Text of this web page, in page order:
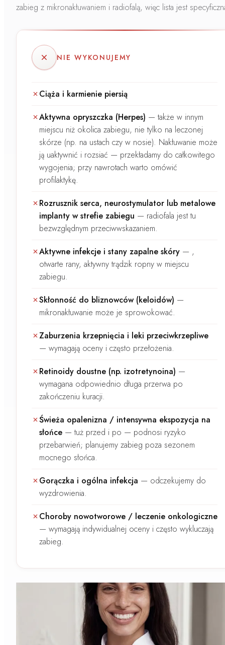
zabieg z mikronakłuwaniem i radiofalą, więc lista jest
NIE WYKONUJEMY
Ciąża i karmienie piersią
Aktywna opryszczka (Herpes) — także w innym
miejscu niż okolica zabiegu, nie tylko na leczonej
skórze (np. na ustach czy w nosie). Nakłuwanie może
ją uaktywnić i rozsiać — przekładamy do całkowitego
wygojenia; przy nawrotach warto omówić
profilaktykę.
Rozrusznik serca, neurostymulator lub metalowe
implanty w strefie zabiegu — radiofala jest tu
bezwzględnym przeciwwskazaniem.
Aktywne infekcje i stany zapalne skóry — ,
otwarte rany, aktywny trądzik ropny w miejscu
zabiegu.
Skłonność do bliznowców (keloidów) —
mikronakłuwanie może je sprowokować.
Zaburzenia krzepnięcia i leki przeciwkrzepliwe
— wymagają oceny i często przełożenia.
Retinoidy doustne (np. izotretynoina) —
wymagana odpowiednio długa przerwa po
zakończeniu kuracji.
Świeża opalenizna / intensywna ekspozycja na
słońce — tuż przed i po — podnosi ryzyko
przebarwień; planujemy zabieg poza sezonem
mocnego słońca.
Gorączka i ogólna infekcja — odczekujemy do
wyzdrowienia.
Choroby nowotworowe / leczenie onkologiczne
— wymagają indywidualnej oceny i często wykluczają
zabieg.